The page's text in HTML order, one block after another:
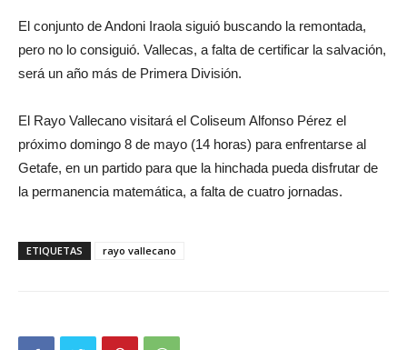
El conjunto de Andoni Iraola siguió buscando la remontada,
pero no lo consiguió. Vallecas, a falta de certificar la salvación,
será un año más de Primera División.
El Rayo Vallecano visitará el Coliseum Alfonso Pérez el
próximo domingo 8 de mayo (14 horas) para enfrentarse al
Getafe, en un partido para que la hinchada pueda disfrutar de
la permanencia matemática, a falta de cuatro jornadas.
ETIQUETAS rayo vallecano